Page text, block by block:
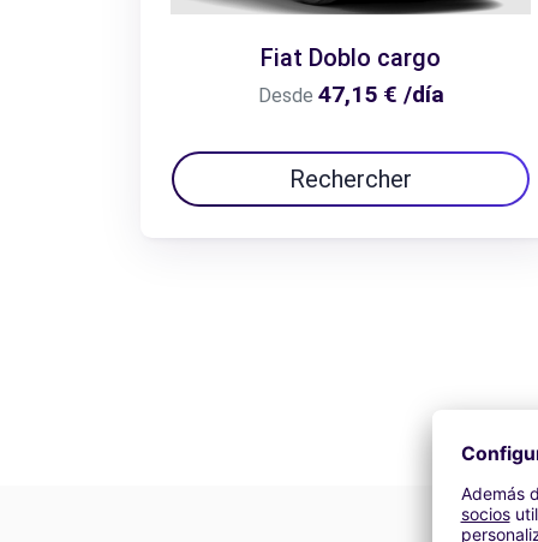
Fiat Doblo cargo
Desde 47,15 € /día
Rechercher